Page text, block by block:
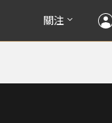
關注